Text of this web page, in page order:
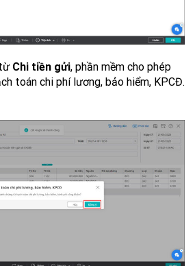
Chi tiền gửi, phần mềm cho phép
toán chi phí lương, bảo hiểm, KPCĐ.